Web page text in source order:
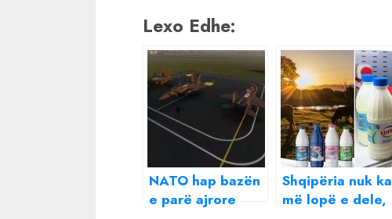
Lexo Edhe:
NATO hap bazën
e parë ajrore
Shqipëria nuk ka
më lopë e dele,